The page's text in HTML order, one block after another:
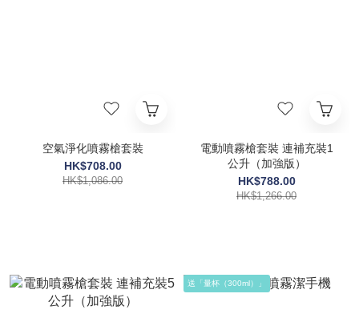
空氣淨化噴霧槍套裝
HK$708.00
HK$1,086.00
電動噴霧槍套裝 連補充裝1
公升（加強版）
HK$788.00
HK$1,266.00
送「量杯（300ml）」